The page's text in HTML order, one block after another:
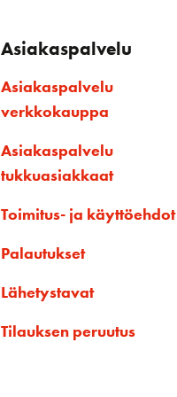
Asiakaspalvelu
Asiakaspalvelu
verkkokauppa
Asiakaspalvelu
tukkuasiakkaat
Toimitus- ja käyttöehdot
Palautukset
Lähetystavat
Tilauksen peruutus